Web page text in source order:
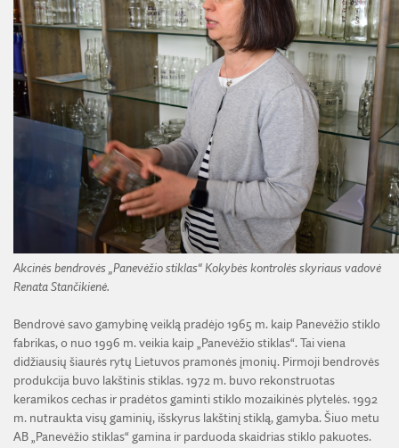
Akcinės bendrovės „Panevėžio stiklas“ Kokybės kontrolės skyriaus vadovė
Renata Stančikienė.
Bendrovė savo gamybinę veiklą pradėjo 1965 m. kaip Panevėžio stiklo
fabrikas, o nuo 1996 m. veikia kaip „Panevėžio stiklas“. Tai viena
didžiausių šiaurės rytų Lietuvos pramonės įmonių. Pirmoji bendrovės
produkcija buvo lakštinis stiklas. 1972 m. buvo rekonstruotas
keramikos cechas ir pradėtos gaminti stiklo mozaikinės plytelės. 1992
m. nutraukta visų gaminių, išskyrus lakštinį stiklą, gamyba. Šiuo metu
AB „Panevėžio stiklas“ gamina ir parduoda skaidrias stiklo pakuotes.